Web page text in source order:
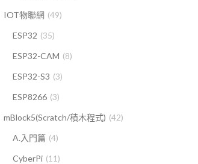
IOT物聯網 (49)
ESP32 (35)
ESP32-CAM (8)
ESP32-S3 (3)
ESP8266 (3)
mBlock5(Scratch/積木程式) (42)
A.入門篇 (4)
CyberPi (11)